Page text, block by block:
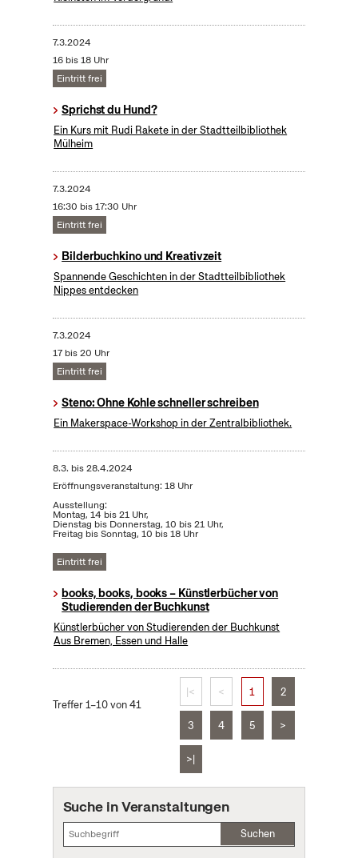
7.3.2024
16 bis 18 Uhr
Eintritt frei
Sprichst du Hund?
Ein Kurs mit Rudi Rakete in der Stadtteilbibliothek
Mülheim
7.3.2024
16:30 bis 17:30 Uhr
Eintritt frei
Bilderbuchkino und Kreativzeit
Spannende Geschichten in der Stadtteilbibliothek
Nippes entdecken
7.3.2024
17 bis 20 Uhr
Eintritt frei
Steno: Ohne Kohle schneller schreiben
Ein Makerspace-Workshop in der Zentralbibliothek.
8.3. bis28.4.2024
Eröffnungsveranstaltung: 18 Uhr
Ausstellung:
Montag, 14 bis 21 Uhr,
Dienstag bis Donnerstag, 10 bis 21 Uhr,
Freitag bis Sonntag, 10 bis 18 Uhr
Eintritt frei
books, books, books – Künstlerbücher von
Studierenden der Buchkunst
Künstlerbücher von Studierenden der Buchkunst
Aus Bremen, Essen und Halle
Treffer 1–10 von 41
|< < 1 2
3 4 5 >
>|
Suche in Veranstaltungen
Suchen